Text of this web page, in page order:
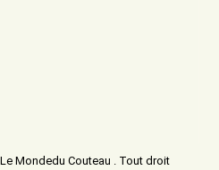
Mondedu Couteau . Tout droit